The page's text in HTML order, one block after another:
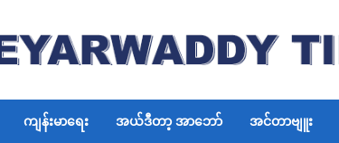
ကျန်းမာရေး အယ်ဒီတာ့ အာဘော် အင်တာဗျူး